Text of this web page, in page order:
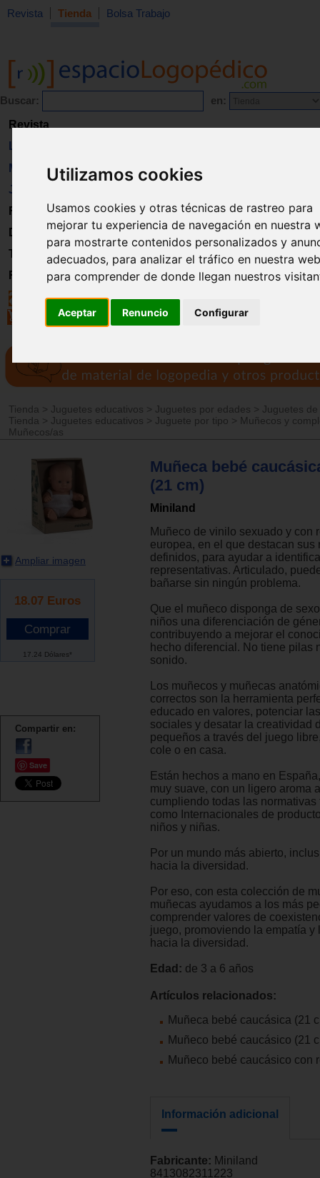
Utilizamos cookies
Usamos cookies y otras técnicas de rastreo para
mejorar tu experiencia de navegación en nuestra
para mostrarte contenidos personalizados y
adecuados, para analizar el tráfico en nuestra
para comprender de donde llegan nuestros
Aceptar Renuncio Configurar
Revista Tienda Bolsa Trabajo
Buscar: en:
Revista
Libros
Material
Juguetes
Formación
Directorio
Trabajo
Registro
Tienda > Juguetes educativos > Juguetes por edades > Juguetes
Tienda
> Juguetes educativos > Juguete por tipo > Muñecos y
Muñecos/as
Ampliar imagen
18.07 Euros
17.24 Dólares*
Compartir en:
Save
Muñeca bebé
(21 cm)
Miniland
Muñeco de vinilo sexuado y con
europea, en el que destacan sus
definidos, para ayudar a
representativas. Articulado,
bañarse sin ningún problema.
Que el muñeco disponga de
niños una diferenciación de
contribuyendo a mejorar el
hecho diferencial. No tiene pilas
sonido.
Los muñecos y muñecas
correctos son la herramienta
educado en valores, potenciar
sociales y desatar la creatividad
pequeños a través del juego
cole o en casa.
Están hechos a mano en
muy suave, con un ligero aroma
cumpliendo todas las normativas
como Internacionales de
niños y niñas.
Por un mundo más abierto,
hacia la diversidad.
Por eso, con esta colección de
muñecas ayudamos a los más
comprender valores de
juego, promoviendo la empatía y
hacia la diversidad.
Edad: de 3 a 6 años
Artículos relacionados:
Muñeca bebé caucásica (21
Muñeco bebé caucásico (21
Muñeco bebé caucásico con
Información adicional
Fabricante: Miniland
8413082311223